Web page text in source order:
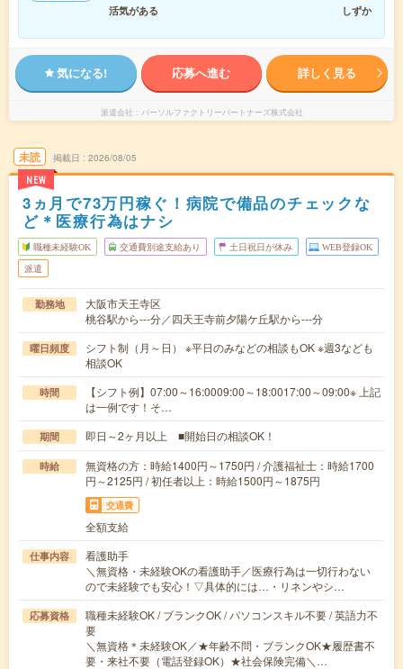
活気がある
しずか
気になる! 応募へ進む 詳しく見る
派遣会社 パーソルファクトリーパートナーズ株式会社
未読
NEW
掲載日 2026/08/05
3ヵ月で73万円稼ぐ！病院で備品のチェックな
ど＊医療行為はナシ
職種未経験OK 交通費別途支給あり 土日祝日が休み WEB登録OK
派遣
勤務地
大阪市天王寺区
桃谷駅から---分／四天王寺前夕陽ケ丘駅から---分
曜日頻度
シフト制（月～日） ※平日のみなどの相談もOK ※週3なども
相談OK
時間
【シフト例】07:00～16:0009:00～18:0017:00～09:00※ 上記
は一例です！そ…
期間 即日～2ヶ月以上 ■開始日の相談OK！
時給
無資格の方：時給1400円～1750円 / 介護福祉士：時給1700
円～2125円 / 初任者以上：時給1500円～1875円
交通費
全額支給
仕事内容
看護助手
＼無資格・未経験OKの看護助手／医療行為は一切行わない
ので未経験でも安心！▽具体的には…・リネンやシ…
応募資格
職種未経験OK / ブランクOK / パソコンスキル不要 / 英語力不
要
＼無資格＊未経験OK／★年齢不問・ブランクOK★履歴書不
要・来社不要（電話登録OK）★社会保険完備＼…